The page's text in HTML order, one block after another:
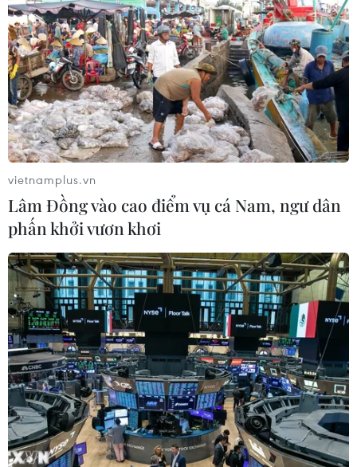
vietnamplus.vn
Lâm Đồng vào cao điểm vụ cá Nam, ngư dân
phấn khởi vươn khơi